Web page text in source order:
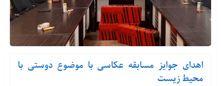
اهدای جوایز مسابقه عکاسی با موضوع دوستی با
محیط زیست